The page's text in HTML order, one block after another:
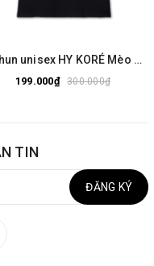
Áo thun unisex HY KORÉ Mèo Miyoni 1943 tay lỡ form rộng dễ thương Vải cotton 100%
199.000₫ 300.000₫
TIN
ĐĂNG KÝ